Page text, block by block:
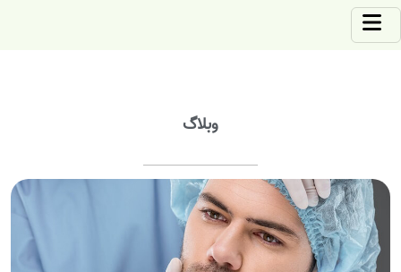
وبلاگ